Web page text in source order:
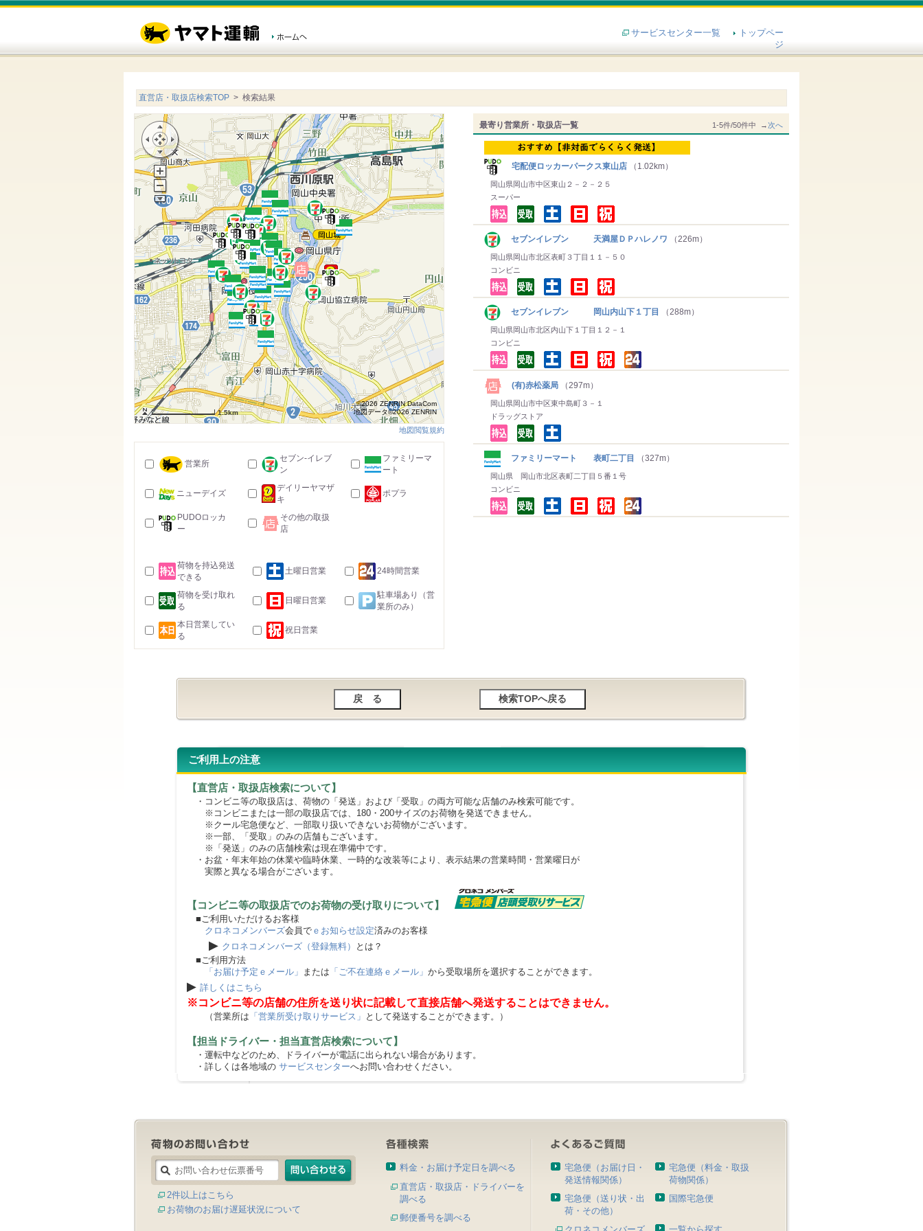
サービスセンター一覧
トップペー
ジ
直営店・取扱店検索TOP > 検索結果
最寄り営業所・取扱店一覧 1-5件/50件中 →次へ
宅配便ロッカーパークス東山店 （1.02km）
岡山県岡山市中区東山２－２－２５
スーパー
セブンイレブン 天満屋ＤＰハレノワ （226m）
岡山県岡山市北区表町３丁目１１－５０
コンビニ
セブンイレブン 岡山内山下１丁目 （288m）
岡山県岡山市北区内山下１丁目１２－１
コンビニ
(有)赤松薬局 （297m）
岡山県岡山市中区東中島町３－１
ドラッグストア
ファミリーマート 表町二丁目 （327m）
岡山県 岡山市北区表町二丁目５番１号
コンビニ
1.5km
©2026 ZENRIN DataCom
地図データ©2026 ZENRIN
地図閲覧規約
営業所
セブン-イレブ
ン
ファミリーマ
ート
ニューデイズ
デイリーヤマザ
キ
ポプラ
PUDOロッカ
ー
その他の取扱
店
荷物を持込発送
できる
土曜日営業 24時間営業
荷物を受け取れ
る
日曜日営業
駐車場あり（営
業所のみ）
本日営業してい
る
祝日営業
ご利用上の注意
【直営店・取扱店検索について】
・コンビニ等の取扱店は、荷物の「発送」および「受取」の両方可能な店舗のみ検索可能です。
※コンビニまたは一部の取扱店では、180・200サイズのお荷物を発送できません。
※クール宅急便など、一部取り扱いできないお荷物がございます。
※一部、「受取」のみの店舗もございます。
※「発送」のみの店舗検索は現在準備中です。
・お盆・年末年始の休業や臨時休業、一時的な改装等により、表示結果の営業時間・営業曜日が
実際と異なる場合がございます。
【コンビニ等の取扱店でのお荷物の受け取りについて】
■ご利用いただけるお客様
クロネコメンバーズ会員で ｅお知らせ設定済みのお客様
▶ クロネコメンバーズ（登録無料）
とは？
■ご利用方法
「お届け予定ｅメール」 または 「ご不在連絡ｅメール」 から受取場所を選択することができます。
▶ 詳しくはこちら
※コンビニ等の店舗の住所を送り状に記載して直接店舗へ発送することはできません。
（営業所は 「営業所受け取りサービス」 として発送することができます。）
【担当ドライバー・担当直営店検索について】
・運転中などのため、ドライバーが電話に出られない場合があります。
・詳しくは各地域の サービスセンターへお問い合わせください。
2件以上はこちら
お荷物のお届け遅延状況について
料金・お届け予定日を調べる
直営店・取扱店・ドライバーを
調べる
郵便番号を調べる
宅急便（お届け日・
発送情報関係）
宅急便（料金・取扱
荷物関係）
宅急便（送り状・出
荷・その他）
国際宅急便